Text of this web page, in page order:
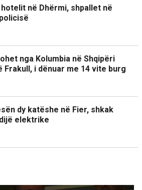
në Dhërmi, shpallet në
nga Kolumbia në Shqipëri
Frakull, i dënuar me 14 vite burg
dy katëshe në Fier, shkak
elektrike